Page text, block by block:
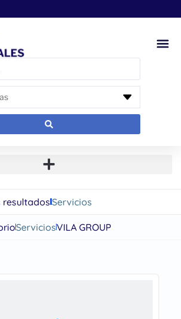
resultadosServicios
ServiciosVILA GROUP